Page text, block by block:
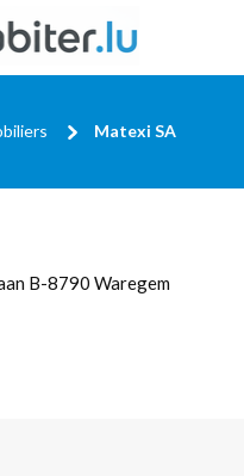
Matexi SA
B-8790 Waregem